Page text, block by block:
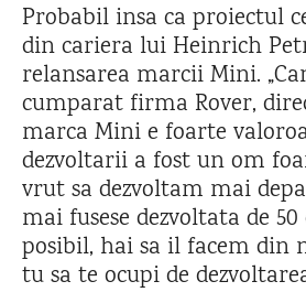
Probabil insa ca proiectul
din cariera lui Heinrich
relansarea marcii Mini.
cumparat firma Rover,
marca Mini e foarte
dezvoltarii a fost un om
vrut sa dezvoltam mai
mai fusese dezvoltata de
posibil, hai sa il facem din
tu sa te ocupi de